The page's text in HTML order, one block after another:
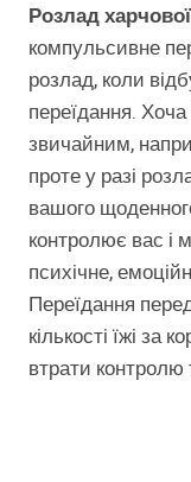
Розлад
компульсивне
розлад, коли
переїдання.
звичайним,
проте у разі
вашого
контролює вас і
психічне,
Переїдання
кількості їжі за
втрати